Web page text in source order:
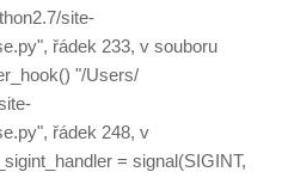
site-
řádek 233, v souboru
"/Users/
řádek 248, v
= signal(SIGINT,